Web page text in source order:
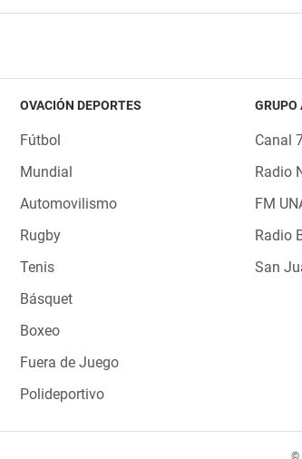
OVACIÓN DEPORTES
Fútbol
Mundial
Automovilismo
Rugby
Tenis
Básquet
Boxeo
Fuera de Juego
Polideportivo
GRUPO
Canal
Radio
FM
Radio
San
©